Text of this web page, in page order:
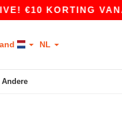
KORTING VANAF
NL
Andere